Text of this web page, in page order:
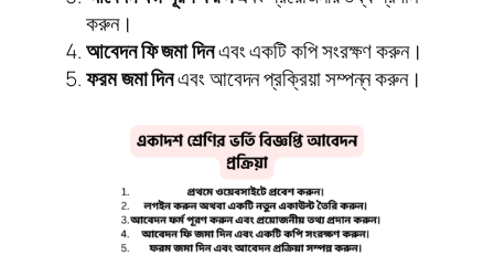
করুন।
আবেদন ফি জমা দিনএবং একটি কপি সংরক্ষণ করুন।
ফরম জমা দিনএবং আবেদন প্রক্রিয়া সম্পন্ন করুন।